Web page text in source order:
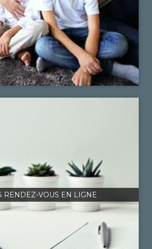
RENDEZ-VOUS EN LIGNE